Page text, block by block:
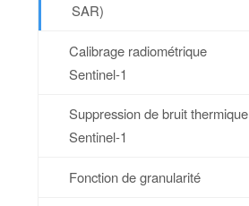
SAR)
Calibrage radiométrique
Sentinel-1
Suppression de bruit thermique
Sentinel-1
Fonction de granularité